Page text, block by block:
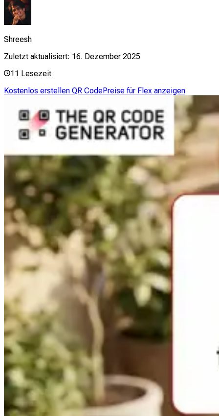
Shreesh
Zuletzt aktualisiert: 16. Dezember 2025
11 Lesezeit
Kostenlos erstellen QR CodePreise für Flex anzeigen